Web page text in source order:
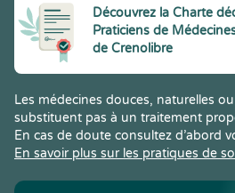
Découvrez la Charte
Praticiens de
de Crenolibre
Les médecines douces, naturelles
substituent pas à un traitement
En cas de doute consultez d’abord
En savoir plus sur les pratiques de